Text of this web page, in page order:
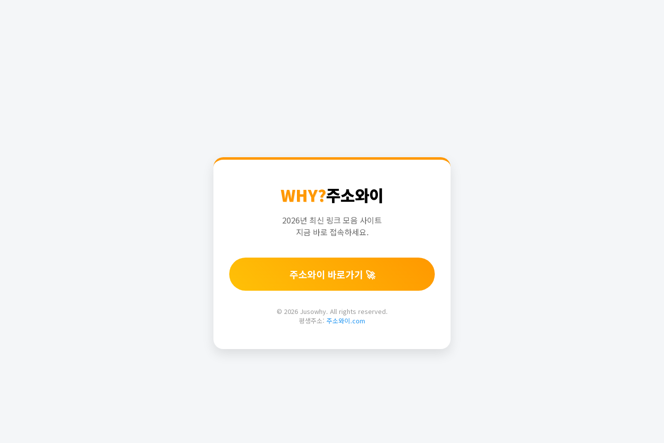
WHY?주소와이
2026년 최신 링크 모음 사이트
지금 바로 접속하세요.
주소와이 바로가기 🚀
© 2026 Jusowhy. All rights reserved.
평생주소: 주소와이.com